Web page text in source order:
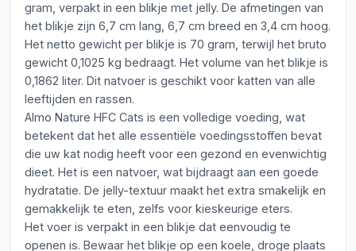
gram, verpakt in een blikje met jelly. De afmetingen van
het blikje zijn 6,7 cm lang, 6,7 cm breed en 3,4 cm hoog.
Het netto gewicht per blikje is 70 gram, terwijl het bruto
gewicht 0,1025 kg bedraagt. Het volume van het blikje is
0,1862 liter. Dit natvoer is geschikt voor katten van alle
leeftijden en rassen.
Almo Nature HFC Cats is een volledige voeding, wat
betekent dat het alle essentiële voedingsstoffen bevat
die uw kat nodig heeft voor een gezond en evenwichtig
dieet. Het is een natvoer, wat bijdraagt aan een goede
hydratatie. De jelly-textuur maakt het extra smakelijk en
gemakkelijk te eten, zelfs voor kieskeurige eters.
Het voer is verpakt in een blikje dat eenvoudig te
openen is. Bewaar het blikje op een koele, droge plaats